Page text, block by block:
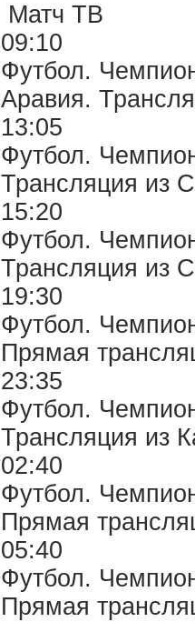
Матч ТВ
09:10
Футбол.
Аравия.
13:05
Футбол.
Трансляция из
15:20
Футбол.
Трансляция из
19:30
Футбол.
Прямая
23:35
Футбол.
Трансляция из
02:40
Футбол.
Прямая
05:40
Футбол.
Прямая